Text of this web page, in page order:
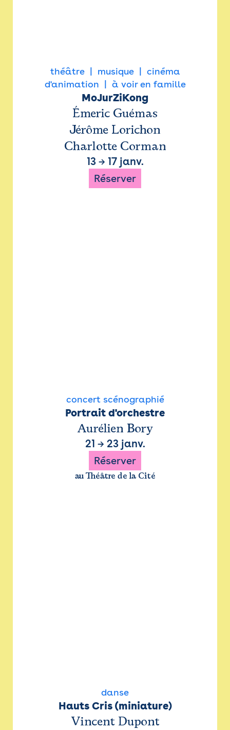
théâtre musique
cinéma
d'animation
à voir en famille
MoJurZiKong
Émeric Guémas
Jérôme Lorichon
Charlotte Corman
13→ 17 janv.
Réserver
concert scénographié
Portrait d'orchestre
Aurélien Bory
21 → 23 janv.
Réserver
au Théâtre de la Cité
danse
Hauts Cris (miniature)
Vincent Dupont